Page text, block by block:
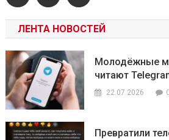
ЛЕНТА НОВОСТЕЙ
Молодёжные
читают
22.07.2026
Превратили